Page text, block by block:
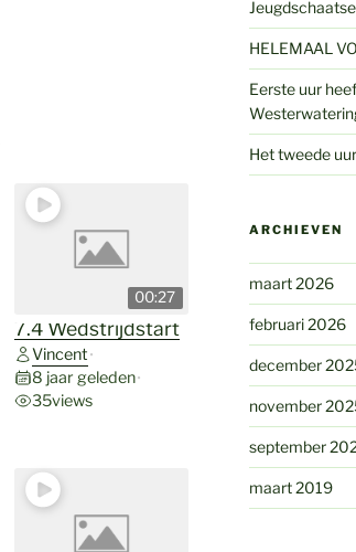
00:27
7.4 Wedstrijdstart
Vincent•
8 jaar geleden•
35views
HELEMAAL
Eerste uur
Het tweede
ARCHIEVEN
maart 2026
februari 2026
december
november
september
maart 2019